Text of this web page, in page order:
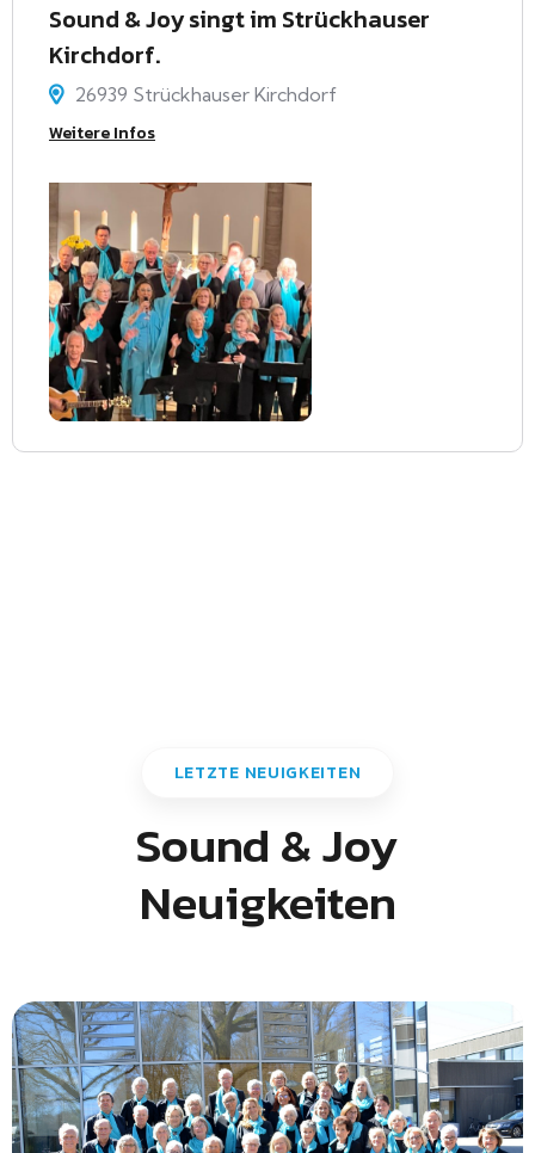
Sound & Joy singt im Strückhauser
Kirchdorf.
26939 Strückhauser Kirchdorf
Weitere Infos
LETZTE NEUIGKEITEN
Sound & Joy
Neuigkeiten